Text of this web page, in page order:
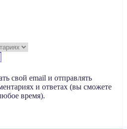
свой email и отправлять
и ответах (вы cможете
время).